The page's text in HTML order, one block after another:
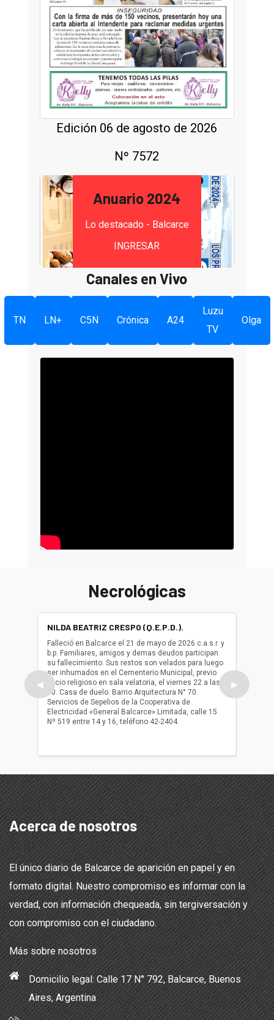
Edición 06 de agosto de 2026
Nº 7572
Anuario 2024
Lo destacado - Balcarce
INGRESAR
Canales en Vivo
TN LN+ C5N Crónica A24
Luzu
TV
Olga
Necrológicas
◀
NILDA BEATRIZ CRESPO (Q.E.P.D.).
Falleció en Balcarce el 21 de mayo de 2026 c.a.s.r. y
b.p. Familiares, amigos y demas deudos participan
su fallecimiento. Sus restos son velados para luego
ser inhumados en el Cementerio Municipal, previo
oficio religioso en sala velatoria, el viernes 22 a las
10. Casa de duelo: Barrio Arquitectura N° 70.
Servicios de Sepelios de la Cooperativa de
Electricidad «General Balcarce» Limitada, calle 15
Nº 519 entre 14 y 16, teléfono 42-2404.
ser
oficio
▶
Acerca de nosotros
El único diario de Balcarce de aparición en papel y en
formato digital. Nuestro compromiso es informar con la
verdad, con información chequeada, sin tergiversación y
con compromiso con el ciudadano.
Más sobre nosotros
Domicilio legal: Calle 17 N° 792, Balcarce, Buenos
Aires, Argentina